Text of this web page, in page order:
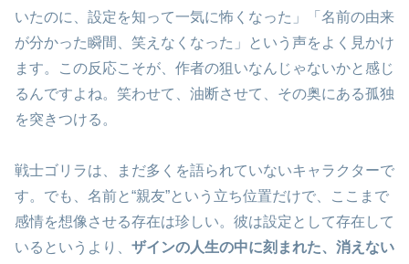
いたのに、設定を知って一気に怖くなった」「名前の由来
が分かった瞬間、笑えなくなった」という声をよく見かけ
ます。この反応こそが、作者の狙いなんじゃないかと感じ
るんですよね。笑わせて、油断させて、その奥にある孤独
を突きつける。
戦士ゴリラは、まだ多くを語られていないキャラクターで
す。でも、名前と“親友”という立ち位置だけで、ここまで
感情を想像させる存在は珍しい。彼は設定として存在して
いるというより、 ザインの人生の中に刻まれた、消えない